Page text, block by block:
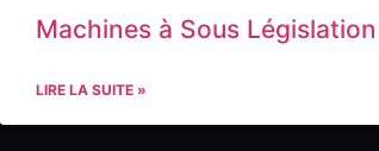
Machines à Sous Législation
LIRE LA SUITE »